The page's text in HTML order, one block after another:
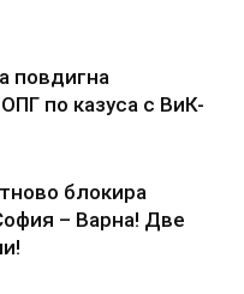
повдигна
по казуса с ВиК-
блокира
– Варна! Две